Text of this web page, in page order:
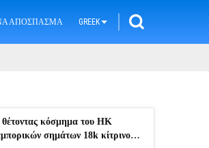
ΑΠΌΣΠΑΣΜΑ GREEK
θέτοντας κόσμημα του HK
σημάτων 18k κίτρινο